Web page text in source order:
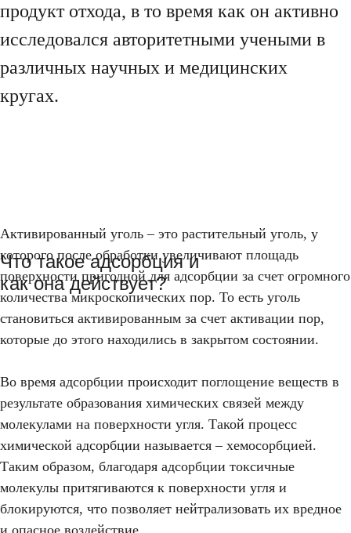
Что такое
уголь?
ВРЕМЯ ЧТЕНИЯ 5
ОБ ОЧИСТКЕ ВОДЫ
продукт отхода, в то время как он активно
исследовался авторитетными учеными в
различных научных и медицинских
кругах.
Что такое адсорбция и
как она действует?
Активированный уголь – это растительный уголь, у
которого после обработки увеличивают площадь
поверхности пригодной для адсорбции за счет огромного
количества микроскопических пор. То есть уголь
становиться активированным за счет активации пор,
которые до этого находились в закрытом состоянии.
Во время адсорбции происходит поглощение веществ в
результате образования химических связей между
молекулами на поверхности угля. Такой процесс
химической адсорбции называется – хемосорбцией.
Таким образом, благодаря адсорбции токсичные
молекулы притягиваются к поверхности угля и
блокируются, что позволяет нейтрализовать их вредное
и опасное воздействие.